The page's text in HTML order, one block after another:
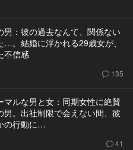
男：彼の過去なんて、関係ない
…。結婚に浮かれる29歳女が、
不信感
135
マルな男と女：同期女性に絶賛
男。出社制限で会えない間、彼
の行動に…
41